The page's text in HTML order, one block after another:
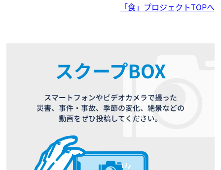
「食」プロジェクトTOPへ